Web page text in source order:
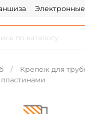
Электронные
Крепеж для